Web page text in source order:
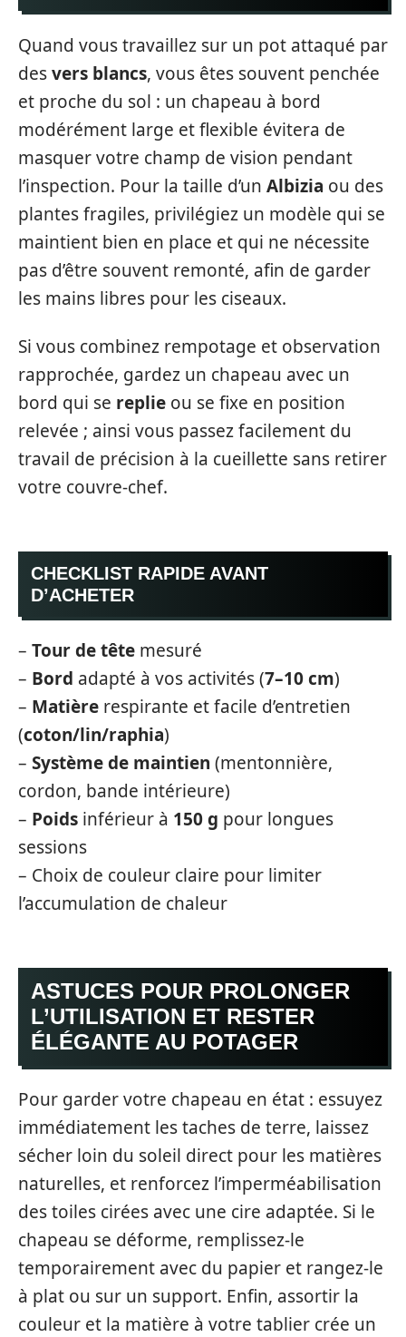
Quand vous travaillez sur un pot attaqué par
desvers blancs, vous êtes souvent penchée
et proche du sol : un chapeau à bord
modérément large et flexible évitera de
masquer votre champ de vision pendant
l’inspection. Pour la taille d’un Albizia ou des
plantes fragiles, privilégiez un modèle qui se
maintient bien en place et qui ne nécessite
pas d’être souvent remonté, afin de garder
les mains libres pour les ciseaux.
Si vous combinez rempotage et observation
rapprochée, gardez un chapeau avec un
bord qui se replie ou se fixe en position
relevée ; ainsi vous passez facilement du
travail de précision à la cueillette sans retirer
votre couvre-chef.
CHECKLIST RAPIDE AVANT
D’ACHETER
– Tour de tête mesuré
– Bord adapté à vos activités (7–10 cm)
– Matière respirante et facile d’entretien
(coton/lin/raphia)
– Système de maintien (mentonnière,
cordon, bande intérieure)
– Poids inférieur à 150 g pour longues
sessions
– Choix de couleur claire pour limiter
l’accumulation de chaleur
ASTUCES POUR PROLONGER
L’UTILISATION ET RESTER
ÉLÉGANTE AU POTAGER
Pour garder votre chapeau en état : essuyez
immédiatement les taches de terre, laissez
sécher loin du soleil direct pour les matières
naturelles, et renforcez l’imperméabilisation
des toiles cirées avec une cire adaptée. Si le
chapeau se déforme, remplissez-le
temporairement avec du papier et rangez-le
à plat ou sur un support. Enfin, assortir la
couleur et la matière à votre tablier crée un